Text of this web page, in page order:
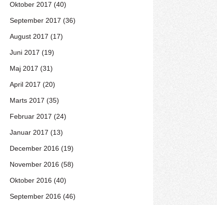
Oktober 2017 (40)
September 2017 (36)
August 2017 (17)
Juni 2017 (19)
Maj 2017 (31)
April 2017 (20)
Marts 2017 (35)
Februar 2017 (24)
Januar 2017 (13)
December 2016 (19)
November 2016 (58)
Oktober 2016 (40)
September 2016 (46)